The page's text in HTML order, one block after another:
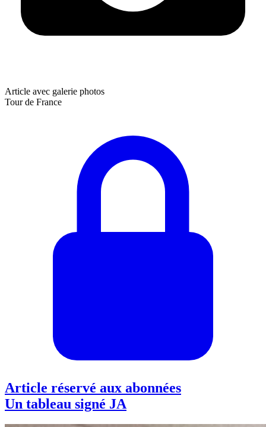
Article avec galerie photos
Tour de France
Article réservé aux abonnées
Un tableau signé JA